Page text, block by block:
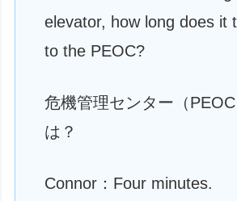
elevator, how long does it
to the PEOC?
危機管理センター（
は？
Connor：Four minutes.